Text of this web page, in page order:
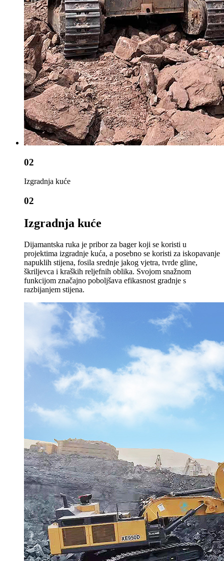
02
Izgradnja kuće
02
Izgradnja kuće
Dijamantska ruka je pribor za bager koji se koristi u
projektima izgradnje kuća, a posebno se koristi za iskopavanje
napuklih stijena, fosila srednje jakog vjetra, tvrde gline,
škriljevca i kraških reljefnih oblika. Svojom snažnom
funkcijom značajno poboljšava efikasnost gradnje s
razbijanjem stijena.